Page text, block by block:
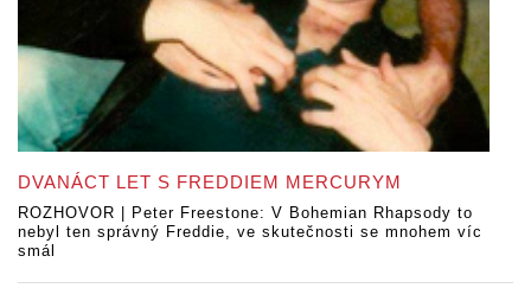
DVANÁCT LET S FREDDIEM MERCURYM
ROZHOVOR | Peter Freestone: V Bohemian Rhapsody to
nebyl ten správný Freddie, ve skutečnosti se mnohem víc
smál